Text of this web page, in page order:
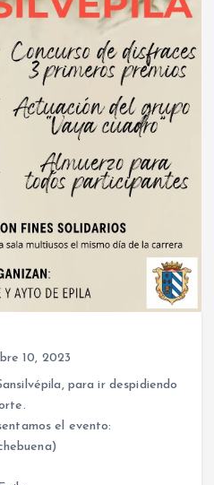
10, 2023
para ir despidiendo
el evento: